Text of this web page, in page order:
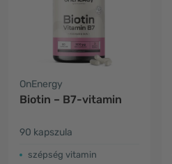
OnEnergy
Biotin – B7-vitamin
90 kapszula
szépség vitamin